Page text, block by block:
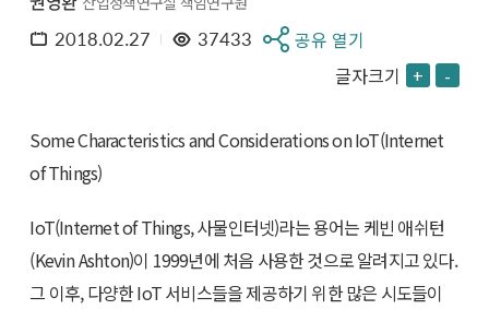
2018.02.27 37433
공유 열기
글자크기 + -
Some Characteristics and Considerations on IoT(Internet
of Things)
IoT(Internet of Things, 사물인터넷)라는 용어는 케빈 애쉬턴
(Kevin Ashton)이 1999년에 처음 사용한 것으로 알려지고 있다.
그 이후, 다양한 IoT 서비스들을 제공하기 위한 많은 시도들이